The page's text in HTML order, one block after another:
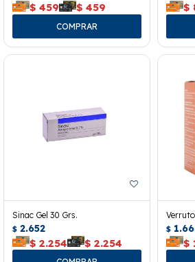
$ 459 $ 459 $
Sinac Gel 30 Grs.
$ 2.652
$ 2.254 $ 2.254
$
$